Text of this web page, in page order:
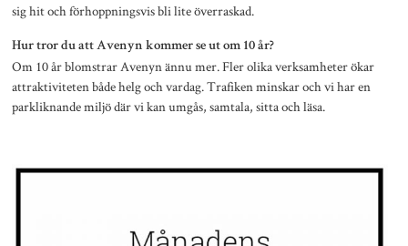
sig hit och förhoppningsvis bli lite överraskad.
Hur tror du att Avenyn kommer se ut om 10 år?
Om 10 år blomstrar Avenyn ännu mer. Fler olika verksamheter ökar
attraktiviteten både helg och vardag. Trafiken minskar och vi har en
parkliknande miljö där vi kan umgås, samtala, sitta och läsa.